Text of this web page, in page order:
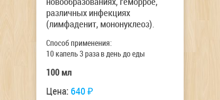
различных инфекциях
(лимфаденит, мононуклеоз).
Способ применения:
10 капель 3 раза в день до еды
100 мл
Цена: 640 ₽